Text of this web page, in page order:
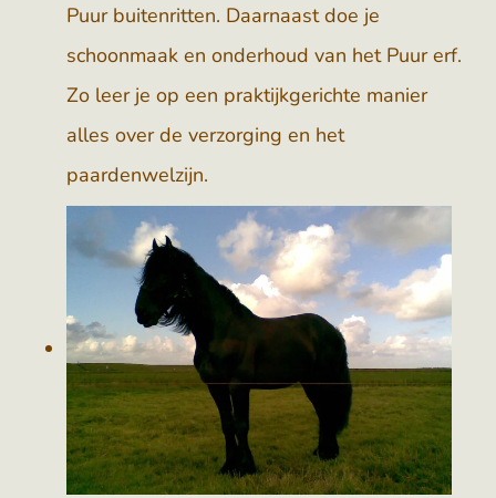
Puur buitenritten. Daarnaast doe je
schoonmaak en onderhoud van het Puur erf.
Zo leer je op een praktijkgerichte manier
alles over de verzorging en het
paardenwelzijn.